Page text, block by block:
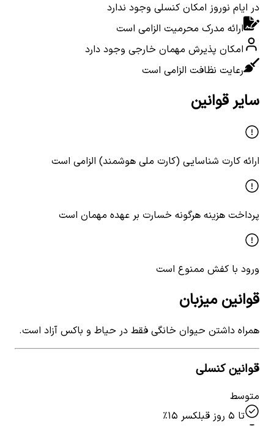
در ایام نوروز امکان کنسلی وجود ندارد
ارائه مدرک محرمیت الزامی است
امکان پذیرش مهمان خارجی وجود دارد
رعایت نظافت الزامی است
سایر قوانین
ارائه کارت شناسایی (کارت ملی هوشمند) الزامی است
پرداخت هزینه هرگونه خسارت بر عهده مهمان است
ورود با کفش ممنوع است
قوانین میزبان
همراه داشتن حیوان خانگی فقط در حیاط و باکس آزاد است.
قوانین کنسلی
متوسط
تا ۵ روز قبل
کسر ۱۵٪